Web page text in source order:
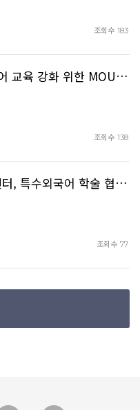
조회수 183
교육 강화 위한 MOU…
조회수 138
, 특수외국어 학술 협…
조회수 77